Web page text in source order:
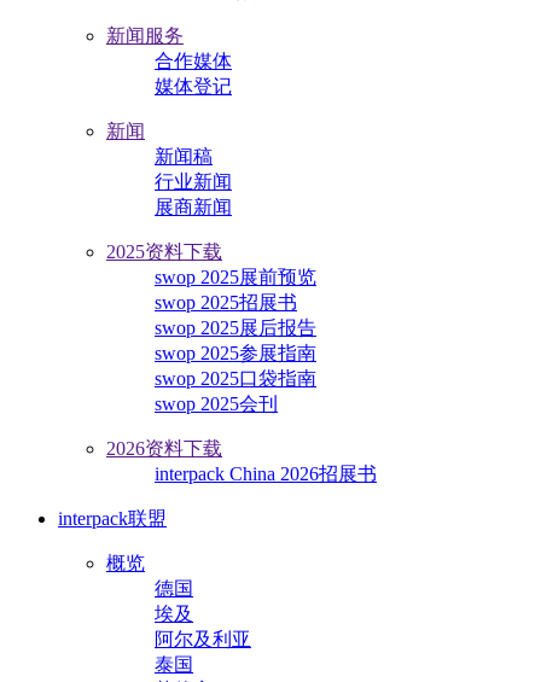
新闻服务
合作媒体
媒体登记
新闻
新闻稿
行业新闻
展商新闻
2025资料下载
swop 2025展前预览
swop 2025招展书
swop 2025展后报告
swop 2025参展指南
swop 2025口袋指南
swop 2025会刊
2026资料下载
interpack China 2026招展书
interpack联盟
概览
德国
埃及
阿尔及利亚
泰国